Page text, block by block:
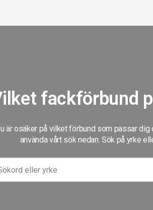
fackförbund
är osäker på vilket förbund som passar dig
använda vårt sök nedan. Sök på yrke